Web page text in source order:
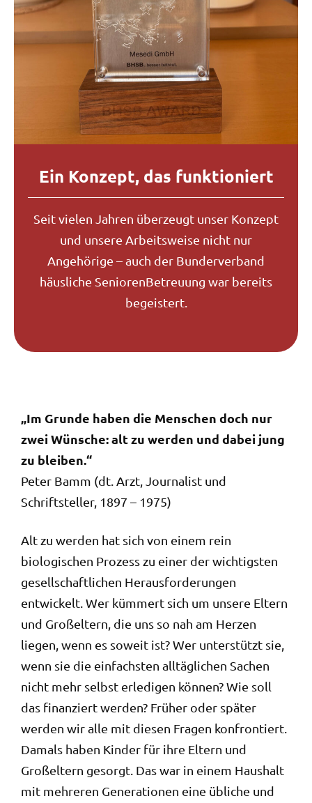
Ein Konzept, das funktioniert
Seit vielen Jahren überzeugt unser Konzept
und unsere Arbeitsweise nicht nur
Angehörige – auch der Bunderverband
häusliche SeniorenBetreuung war bereits
begeistert.
„Im Grunde haben die Menschen doch nur
zwei Wünsche: alt zu werden und dabei jung
zu bleiben.“
Peter Bamm (dt. Arzt, Journalist und
Schriftsteller, 1897 – 1975)
Alt zu werden hat sich von einem rein
biologischen Prozess zu einer der wichtigsten
gesellschaftlichen Herausforderungen
entwickelt. Wer kümmert sich um unsere Eltern
und Großeltern, die uns so nah am Herzen
liegen, wenn es soweit ist? Wer unterstützt sie,
wenn sie die einfachsten alltäglichen Sachen
nicht mehr selbst erledigen können? Wie soll
das finanziert werden? Früher oder später
werden wir alle mit diesen Fragen konfrontiert.
Damals haben Kinder für ihre Eltern und
Großeltern gesorgt. Das war in einem Haushalt
mit mehreren Generationen eine übliche und